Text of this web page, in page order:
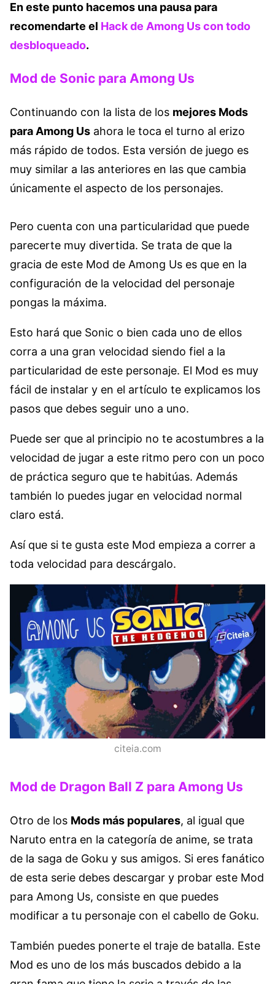
En este punto hacemos una pausa para
recomendarte el Hack de Among Us con todo
desbloqueado.
Mod de Sonic para Among Us
Continuando con la lista de los mejores Mods
para Among Us ahora le toca el turno al erizo
más rápido de todos. Esta versión de juego es
muy similar a las anteriores en las que cambia
únicamente el aspecto de los personajes.
Pero cuenta con una particularidad que puede
parecerte muy divertida. Se trata de que la
gracia de este Mod de Among Us es que en la
configuración de la velocidad del personaje
pongas la máxima.
Esto hará que Sonic o bien cada uno de ellos
corra a una gran velocidad siendo fiel a la
particularidad de este personaje. El Mod es muy
fácil de instalar y en el artículo te explicamos los
pasos que debes seguir uno a uno.
Puede ser que al principio no te acostumbres a la
velocidad de jugar a este ritmo pero con un poco
de práctica seguro que te habitúas. Además
también lo puedes jugar en velocidad normal
claro está.
Así que si te gusta este Mod empieza a correr a
toda velocidad para descárgalo.
citeia.com
Mod de Dragon Ball Z para Among Us
Otro de los Mods más populares, al igual que
Naruto entra en la categoría de anime, se trata
de la saga de Goku y sus amigos. Si eres fanático
de esta serie debes descargar y probar este Mod
para Among Us, consiste en que puedes
modificar a tu personaje con el cabello de Goku.
También puedes ponerte el traje de batalla. Este
Mod es uno de los más buscados debido a la